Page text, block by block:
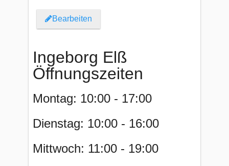
Bearbeiten
Ingeborg Elß
Öffnungszeiten
Montag: 10:00 - 17:00
Dienstag: 10:00 - 16:00
Mittwoch: 11:00 - 19:00